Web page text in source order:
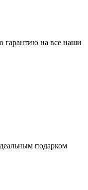
гарантию на все наши
подарком